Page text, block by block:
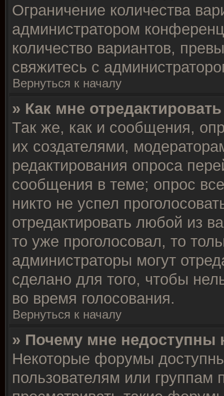
Ограничение количества
администратором
количество вариантов,
свяжитесь с
Вернуться к началу
» Как мне
Так же, как и сообщения,
их создателями,
редактирования опроса
сообщения в теме; опрос
никто не успел
отредактировать любой из
то уже проголосовал, то
администраторы могут
сделано для того, чтобы
во время голосования.
Вернуться к началу
» Почему мне
Некоторые форумы
пользователям или группам